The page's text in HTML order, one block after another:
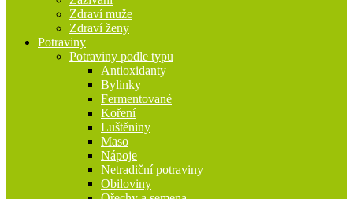
Zdraví muže
Zdraví ženy
Potraviny
Potraviny podle typu
Antioxidanty
Bylinky
Fermentované
Koření
Luštěniny
Maso
Nápoje
Netradiční potraviny
Obiloviny